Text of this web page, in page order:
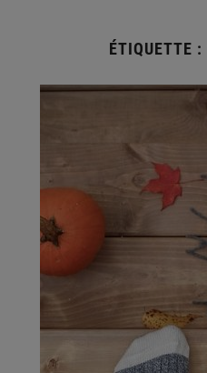
ÉTIQUETTE :